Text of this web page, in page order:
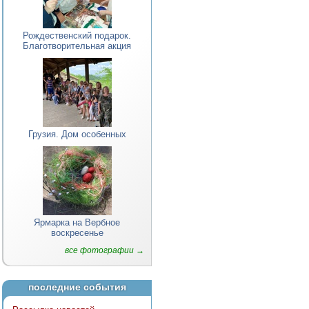
Рождественский подарок.
Благотворительная акция
Грузия. Дом особенных
Ярмарка на Вербное
воскресенье
все фотографии →
последние события